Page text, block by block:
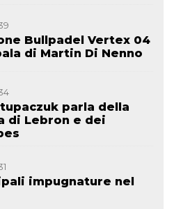
Bullpadel Vertex 04
di Martin Di Nenno
parla della
di Lebron e dei
impugnature nel